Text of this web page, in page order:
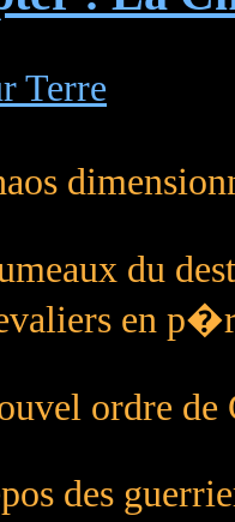
Terre
du
en
ordre de
des